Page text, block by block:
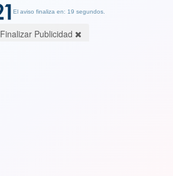
El aviso finaliza en: 19 segundos.
Finalizar Publicidad